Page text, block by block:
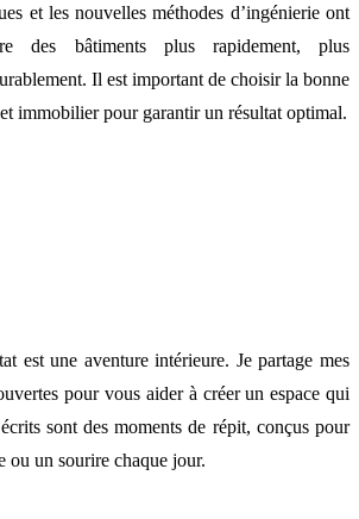
et les nouvelles méthodes d’ingénierie ont
des bâtiments plus rapidement, plus
Il est important de choisir la bonne
immobilier pour garantir un résultat optimal.
est une aventure intérieure. Je partage mes
pour vous aider à créer un espace qui
sont des moments de répit, conçus pour
ou un sourire chaque jour.